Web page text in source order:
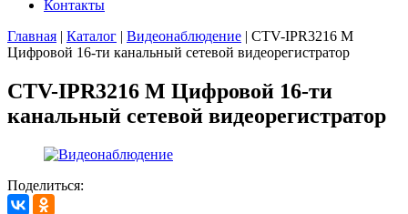
Контакты
Главная | Каталог | Видеонаблюдение | CTV-IPR3216 M
Цифровой 16-ти канальный сетевой видеорегистратор
CTV-IPR3216 M Цифровой 16-ти
канальный сетевой видеорегистратор
Поделиться: